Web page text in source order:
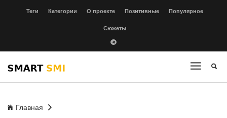
Теги Категории О проекте Позитивные Популярное
Сюжеты
Главная